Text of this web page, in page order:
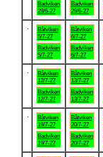
Badviken
28/6-27
Badviken
29/6-27
Båtviken
5/7-27
Badviken
5/7-27
Båtviken
6/7-27
Badviken
6/7-27
Båtviken
12/7-27
Badviken
12/7-27
Båtviken
13/7-27
Badviken
13/7-27
Båtviken
19/7-27
Badviken
19/7-27
Båtviken
20/7-27
Badviken
20/7-27